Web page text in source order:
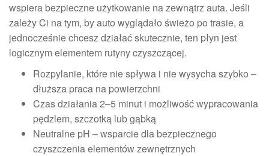
wspiera bezpieczne użytkowanie na zewnątrz auta. Jeśli
zależy Ci na tym, by auto wyglądało świeżo po trasie, a
jednocześnie chcesz działać skutecznie, ten płyn jest
logicznym elementem rutyny czyszczącej.
Rozpylanie, które nie spływa i nie wysycha szybko –
dłuższa praca na powierzchni
Czas działania 2–5 minut i możliwość wypracowania
pędzlem, szczotką lub gąbką
Neutralne pH – wsparcie dla bezpiecznego
czyszczenia elementów zewnętrznych